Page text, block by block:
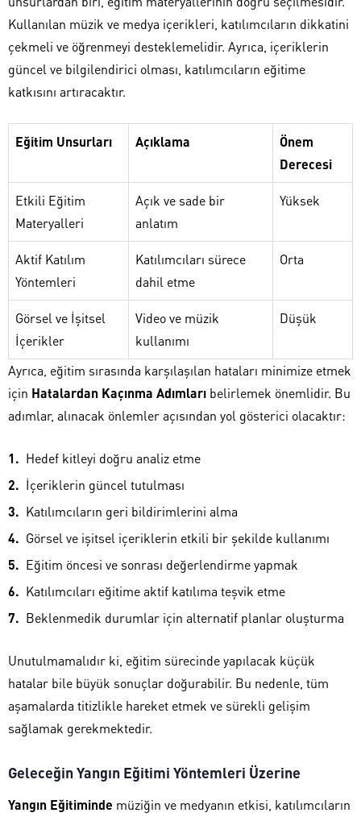
Kullanılan müzik ve medya içerikleri, katılımcıların dikkatini
çekmeli ve öğrenmeyi desteklemelidir. Ayrıca, içeriklerin
güncel ve bilgilendirici olması, katılımcıların eğitime
katkısını artıracaktır.
Eğitim Unsurları Açıklama
Önem
Derecesi
Etkili Eğitim
Materyalleri
Açık ve sade bir
anlatım
Yüksek
Aktif Katılım
Yöntemleri
Katılımcıları sürece
dahil etme
Orta
Görsel ve İşitsel
İçerikler
Video ve müzik
kullanımı
Düşük
Ayrıca, eğitim sırasında karşılaşılan hataları minimize etmek
için Hatalardan Kaçınma Adımları belirlemek önemlidir. Bu
adımlar, alınacak önlemler açısından yol gösterici olacaktır:
Hedef kitleyi doğru analiz etme
İçeriklerin güncel tutulması
Katılımcıların geri bildirimlerini alma
Görsel ve işitsel içeriklerin etkili bir şekilde kullanımı
Eğitim öncesi ve sonrası değerlendirme yapmak
Katılımcıları eğitime aktif katılıma teşvik etme
Beklenmedik durumlar için alternatif planlar oluşturma
Unutulmamalıdır ki, eğitim sürecinde yapılacak küçük
hatalar bile büyük sonuçlar doğurabilir. Bu nedenle, tüm
aşamalarda titizlikle hareket etmek ve sürekli gelişim
sağlamak gerekmektedir.
Geleceğin Yangın Eğitimi Yöntemleri Üzerine
Yangın Eğitiminde müziğin ve medyanın etkisi, katılımcıların